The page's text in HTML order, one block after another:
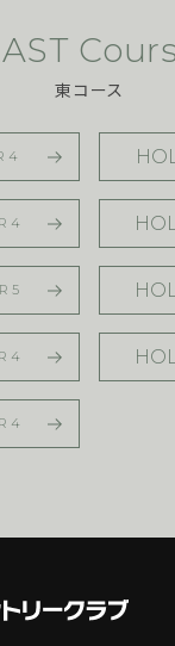
東コース
4
4
5
4
4